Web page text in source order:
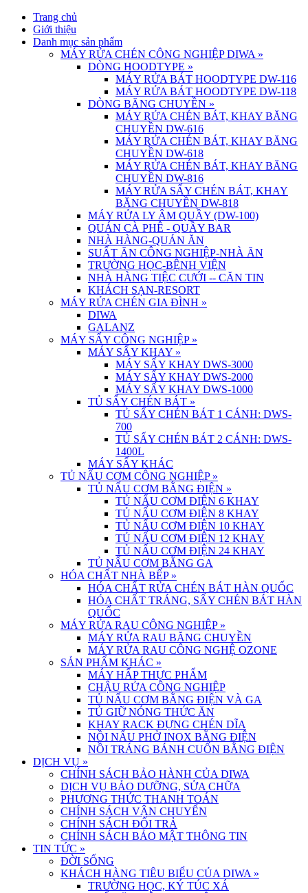
Trang chủ
Giới thiệu
Danh mục sản phẩm
MÁY RỬA CHÉN CÔNG NGHIỆP DIWA »
DÒNG HOODTYPE »
MÁY RỬA BÁT HOODTYPE DW-116
MÁY RỬA BÁT HOODTYPE DW-118
DÒNG BĂNG CHUYỀN »
MÁY RỬA CHÉN BÁT, KHAY BĂNG
CHUYỀN DW-616
MÁY RỬA CHÉN BÁT, KHAY BĂNG
CHUYỀN DW-618
MÁY RỬA CHÉN BÁT, KHAY BĂNG
CHUYỀN DW-816
MÁY RỬA SẤY CHÉN BÁT, KHAY
BĂNG CHUYỀN DW-818
MÁY RỬA LY ÂM QUẦY (DW-100)
QUÁN CÀ PHÊ - QUẦY BAR
NHÀ HÀNG-QUÁN ĂN
SUẤT ĂN CÔNG NGHIỆP-NHÀ ĂN
TRƯỜNG HỌC-BỆNH VIỆN
NHÀ HÀNG TIỆC CƯỚI -- CĂN TIN
KHÁCH SẠN-RESORT
MÁY RỬA CHÉN GIA ĐÌNH »
DIWA
GALANZ
MÁY SẤY CÔNG NGHIỆP »
MÁY SẤY KHAY »
MÁY SẤY KHAY DWS-3000
MÁY SẤY KHAY DWS-2000
MÁY SẤY KHAY DWS-1000
TỦ SẤY CHÉN BÁT »
TỦ SẤY CHÉN BÁT 1 CÁNH: DWS-
700
TỦ SẤY CHÉN BÁT 2 CÁNH: DWS-
1400L
MÁY SẤY KHÁC
TỦ NẤU CƠM CÔNG NGHIỆP »
TỦ NẤU CƠM BẰNG ĐIỆN »
TỦ NẤU CƠM ĐIỆN 6 KHAY
TỦ NẤU CƠM ĐIỆN 8 KHAY
TỦ NẤU CƠM ĐIỆN 10 KHAY
TỦ NẤU CƠM ĐIỆN 12 KHAY
TỦ NẤU CƠM ĐIỆN 24 KHAY
TỦ NẤU CƠM BẰNG GA
HÓA CHẤT NHÀ BẾP »
HÓA CHẤT RỬA CHÉN BÁT HÀN QUỐC
HÓA CHẤT TRÁNG, SẤY CHÉN BÁT HÀN
QUỐC
MÁY RỬA RAU CÔNG NGHIỆP »
MÁY RỬA RAU BĂNG CHUYỀN
MÁY RỬA RAU CÔNG NGHỆ OZONE
SẢN PHẨM KHÁC »
MÁY HẤP THỰC PHẨM
CHẬU RỬA CÔNG NGHIỆP
TỦ NẤU CƠM BẰNG ĐIỆN VÀ GA
TỦ GIỮ NÓNG THỨC ĂN
KHAY RACK ĐỰNG CHÉN DĨA
NỒI NẤU PHỞ INOX BẰNG ĐIỆN
NỒI TRÁNG BÁNH CUỐN BẰNG ĐIỆN
DỊCH VỤ »
CHÍNH SÁCH BẢO HÀNH CỦA DIWA
DỊCH VỤ BẢO DƯỠNG, SỬA CHỮA
PHƯƠNG THỨC THANH TOÁN
CHÍNH SÁCH VẬN CHUYỂN
CHÍNH SÁCH ĐỔI TRẢ
CHÍNH SÁCH BẢO MẬT THÔNG TIN
TIN TỨC »
ĐỜI SỐNG
KHÁCH HÀNG TIÊU BIỂU CỦA DIWA »
TRƯỜNG HỌC, KÝ TÚC XÁ